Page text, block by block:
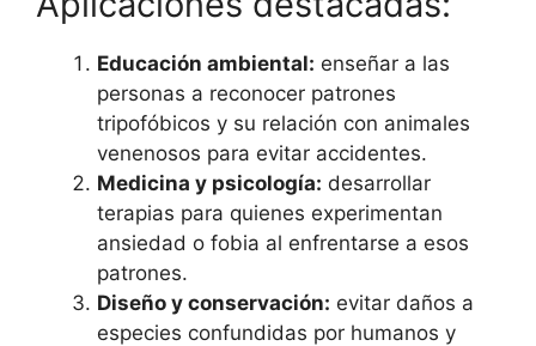
Educación ambiental: enseñar a las
personas a reconocer patrones
tripofóbicos y su relación con animales
venenosos para evitar accidentes.
Medicina y psicología: desarrollar
terapias para quienes experimentan
ansiedad o fobia al enfrentarse a esos
patrones.
Diseño y conservación: evitar daños a
especies confundidas por humanos y